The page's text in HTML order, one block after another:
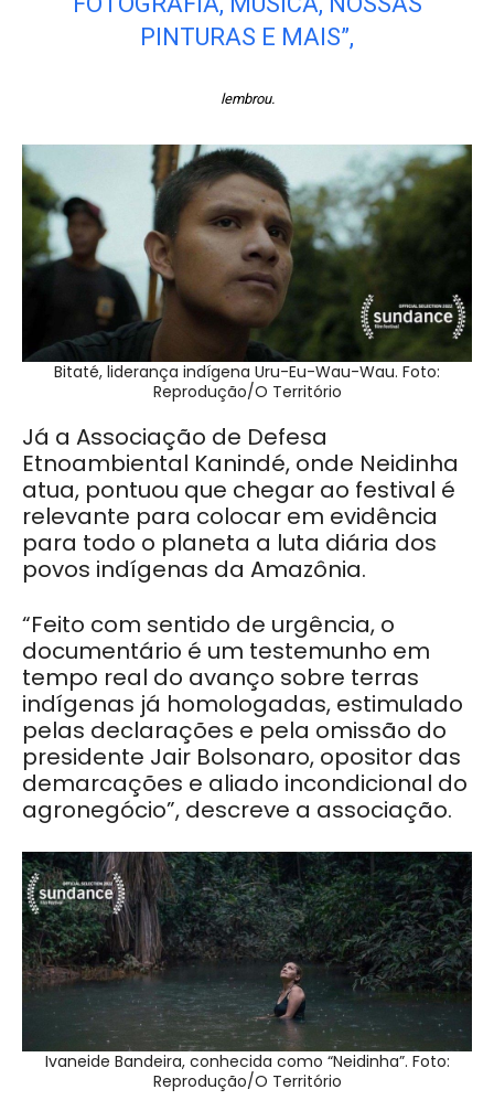
PINTURAS E MAIS”,
lembrou.
Bitaté, liderança indígena Uru-Eu-Wau-Wau. Foto:
Reprodução/O Território
Já a Associação de Defesa
Etnoambiental Kanindé, onde Neidinha
atua, pontuou que chegar ao festival é
relevante para colocar em evidência
para todo o planeta a luta diária dos
povos indígenas da Amazônia.
“Feito com sentido de urgência, o
documentário é um testemunho em
tempo real do avanço sobre terras
indígenas já homologadas, estimulado
pelas declarações e pela omissão do
presidente Jair Bolsonaro, opositor das
demarcações e aliado incondicional do
agronegócio”, descreve a associação.
Ivaneide Bandeira, conhecida como “Neidinha”. Foto:
Reprodução/O Território